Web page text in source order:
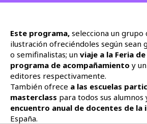
Este programa, selecciona un grupo
ilustración ofreciéndoles según sean
o semifinalistas; un viaje a la Feria
programa de acompañamiento y un
editores respectivamente.
También ofrece a las escuelas
masterclass para todos sus
encuentro anual de docentes de la
España.